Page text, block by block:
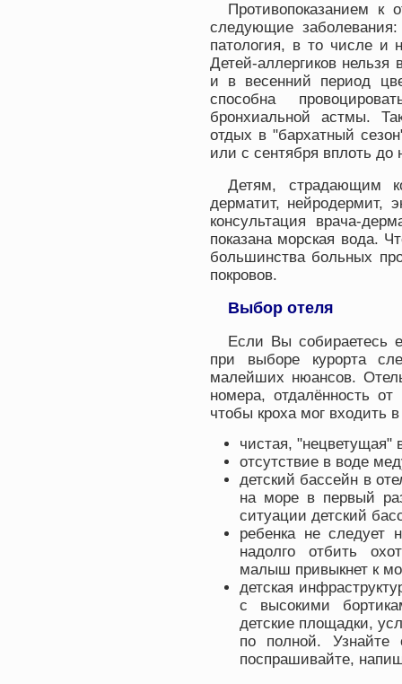
Противопоказанием к
следующие заболевания:
патология, в то числе и
Детей-аллергиков
и в весенний период
способна
бронхиальной астмы.
отдых в "бархатный
или с сентября вплоть до
Детям, страдающим
дерматит, нейродермит,
консультация врача-
показана морская вода.
большинства больных
покровов.
Выбор отеля
Если Вы собираетесь
при выборе курорта
малейших нюансов.
номера, отдалённость
чтобы кроха мог входить
чистая, "нецветущая"
отсутствие в воде
детский бассейн в
на море в первый
ситуации детский
ребенка не следует
надолго отбить
малыш привыкнет к
детская
с высокими
детские площадки,
по полной.
поспрашивайте,